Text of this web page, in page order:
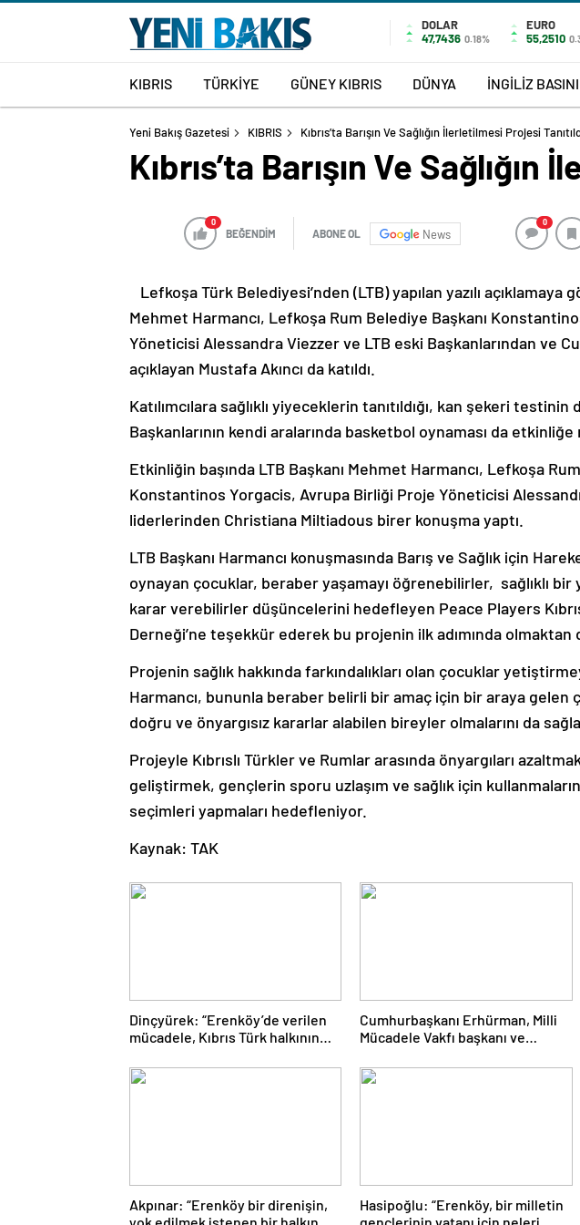
DOLAR
47,7436 0.18%
EURO
55,2510
KIBRIS TÜRKİYE GÜNEY KIBRIS DÜNYA İNGİLİZ BASINI
Yeni Bakış Gazetesi KIBRIS Kıbrıs’ta Barışın Ve Sağlığın İlerletilmesi Projesi
Kıbrıs’ta Barışın Ve
0
BEĞENDİM ABONE OL News
0
Lefkoşa Türk Belediyesi’nden (LTB) yapılan yazılı açıklamaya
Mehmet Harmancı, Lefkoşa Rum Belediye Başkanı
Yöneticisi Alessandra Viezzer ve LTB eski Başkanlarından ve
açıklayan Mustafa Akıncı da katıldı.
Katılımcılara sağlıklı yiyeceklerin tanıtıldığı, kan şekeri
Başkanlarının kendi aralarında basketbol oynaması da etkinliğe
Etkinliğin başında LTB Başkanı Mehmet Harmancı, Lefkoşa
Konstantinos Yorgacis, Avrupa Birliği Proje Yöneticisi
liderlerinden Christiana Miltiadous birer konuşma yaptı.
LTB Başkanı Harmancı konuşmasında Barış ve Sağlık için
oynayan çocuklar, beraber yaşamayı öğrenebilirler, sağlıklı bir
karar verebilirler düşüncelerini hedefleyen Peace Players
Derneği’ne teşekkür ederek bu projenin ilk adımında
Projenin sağlık hakkında farkındalıkları olan çocuklar
Harmancı, bununla beraber belirli bir amaç için bir araya gelen
doğru ve önyargısız kararlar alabilen bireyler olmalarını da
Projeyle Kıbrıslı Türkler ve Rumlar arasında önyargıları
geliştirmek, gençlerin sporu uzlaşım ve sağlık için
seçimleri yapmaları hedefleniyor.
Kaynak: TAK
Dinçyürek: “Erenköy’de verilen
mücadele, Kıbrıs Türk halkının
en güçlü göstergelerinden biri”
Cumhurbaşkanı Erhürman, Milli
Mücadele Vakfı başkanı ve
etti
Akpınar: “Erenköy bir direnişin,
Hasipoğlu: “Erenköy, bir milletin